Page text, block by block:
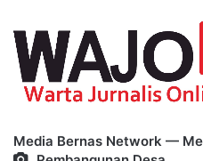
Media Bernas Network —